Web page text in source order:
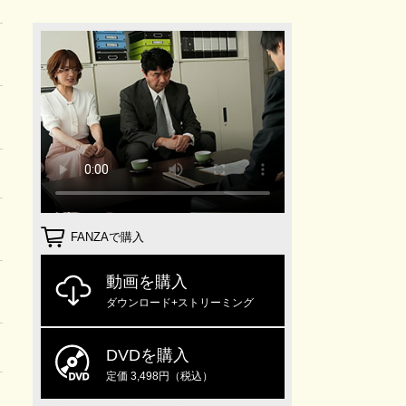
FANZAで購入
動画を購入
ダウンロード+ストリーミング
DVDを購入
定価 3,498円（税込）